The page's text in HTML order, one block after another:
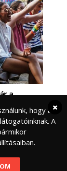
a
a
hogy a
A